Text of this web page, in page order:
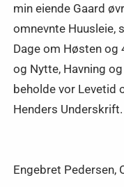
min eiende Gaard
omnevnte Huusleie,
Dage om Høsten og
og Nytte, Havning
beholde vor Levetid
Henders
Engebret Pedersen,